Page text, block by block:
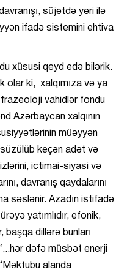
süjetdə yeri ilə
ifadə sistemini ehtiva
qeyd edə bilərik.
olar ki, xalqımıza və ya
vahidlər fondu
Azərbaycan xalqının
müəyyən
keçən adət və
ictimai-siyasi və
davranış qaydalarını
səslənir. Azadın istifadə
yatımlıdır, efonik,
dillərə bunları
dəfə müsbət enerji
alanda